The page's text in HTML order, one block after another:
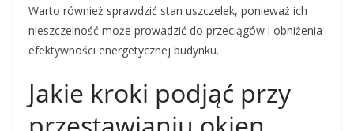
Warto również sprawdzić stan uszczelek, ponieważ ich
nieszczelność może prowadzić do przeciągów i obniżenia
efektywności energetycznej budynku.
Jakie kroki podjąć przy